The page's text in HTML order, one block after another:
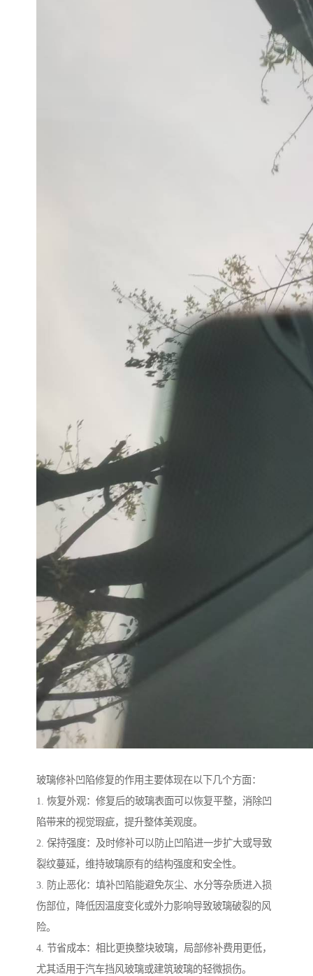
玻璃修补凹陷修复的作用主要体现在以下几个方面：
1. 恢复外观：修复后的玻璃表面可以恢复平整，消除凹
陷带来的视觉瑕疵，提升整体美观度。
2. 保持强度：及时修补可以防止凹陷进一步扩大或导致
裂纹蔓延，维持玻璃原有的结构强度和安全性。
3. 防止恶化：填补凹陷能避免灰尘、水分等杂质进入损
伤部位，降低因温度变化或外力影响导致玻璃破裂的风
险。
4. 节省成本：相比更换整块玻璃，局部修补费用更低，
尤其适用于汽车挡风玻璃或建筑玻璃的轻微损伤。